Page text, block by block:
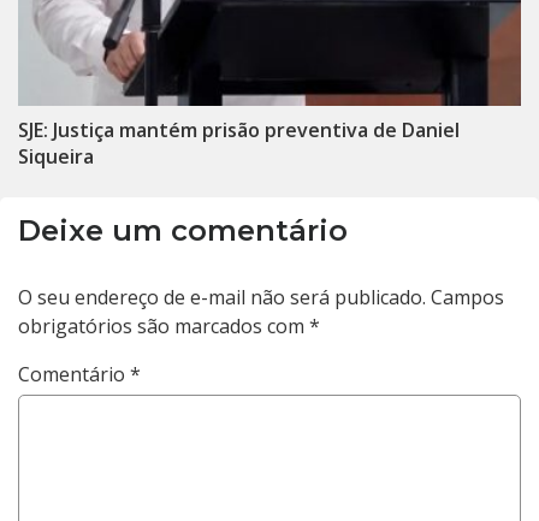
SJE: Justiça mantém prisão preventiva de Daniel
Siqueira
Deixe um comentário
O seu endereço de e-mail não será publicado. Campos
obrigatórios são marcados com *
Comentário *